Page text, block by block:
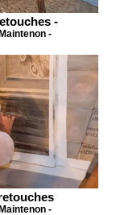
-
-
-